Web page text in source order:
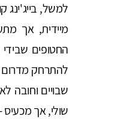
מיידית, אך
להתרחק מדרום
שבויים וחובה
שולי, אך